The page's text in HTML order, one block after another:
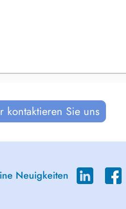
kontaktieren Sie uns
Neuigkeiten